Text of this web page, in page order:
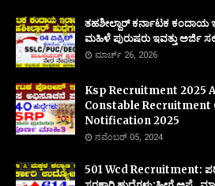
ತಹಶೀಲ್ದಾರ್ ಕರ್ನಾಟಕ
ಮಹಿಳೆ ಪುರುಷರು ಇವತ್ತು ಅರ್ಜಿ
ಮಾರ್ಚ್ 26, 2026
Ksp Recruitment 2025
Constable Recruitment
Notification 2025
ನವೆಂಬರ್ 05, 2024
501 Wcd Recruitment: